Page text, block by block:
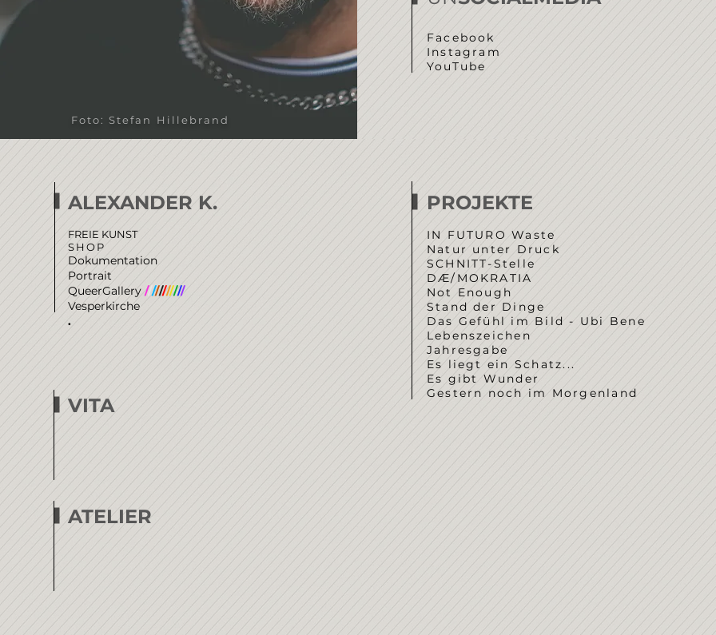
Foto: Stefan Hillebrand
Facebook
Instagram
YouTube
ALEXANDER K.
FREIE KUNST
SHOP
Dokumentation
Portrait
QueerGallery ///////////
Vesperkirche
.
VITA
ATELIER
PROJEKTE
IN FUTURO Waste
Natur unter Druck
SCHNITT-Stelle
DÆ/MOKRATIA
Not Enough
Stand der Dinge
Das Gefühl im Bild - Ubi Bene
Lebenszeichen
Jahresgabe
Es liegt ein Schatz...
Es gibt Wunder
Gestern noch im Morgenland